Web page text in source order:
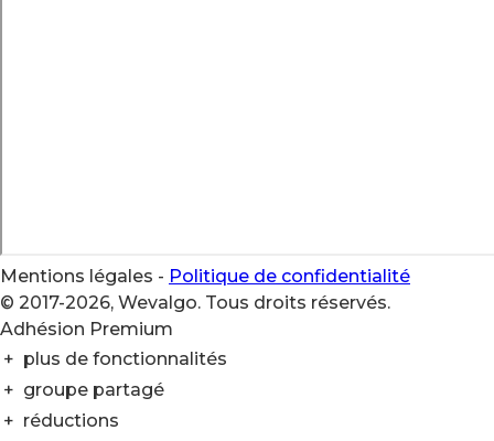
Mentions légales - Politique de confidentialité
© 2017-2026, Wevalgo. Tous droits réservés.
Adhésion Premium
+ plus de fonctionnalités
+ groupe partagé
+ réductions